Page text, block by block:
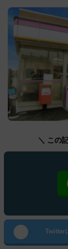
＼ この
Twitter